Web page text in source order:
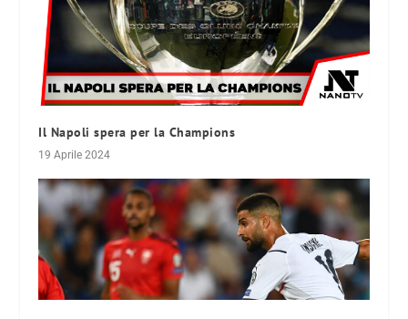
Il Napoli spera per la Champions
19 Aprile 2024